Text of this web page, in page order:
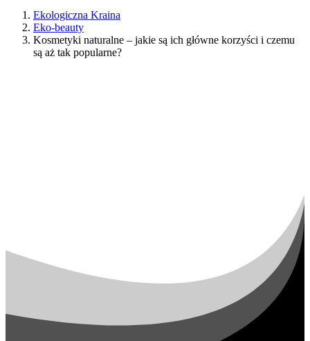
Ekologiczna Kraina
Eko-beauty
Kosmetyki naturalne – jakie są ich główne korzyści i czemu
są aż tak popularne?